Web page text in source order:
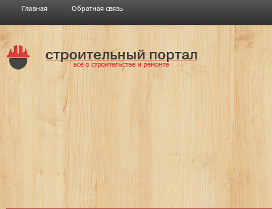
Главная Обратная связь